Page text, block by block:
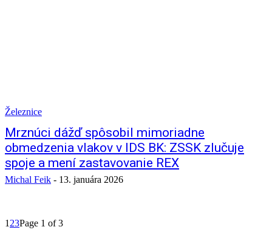
Železnice
Mrznúci dážď spôsobil mimoriadne
obmedzenia vlakov v IDS BK: ZSSK zlučuje
spoje a mení zastavovanie REX
Michal Feik - 13. januára 2026
1 23Page 1 of 3